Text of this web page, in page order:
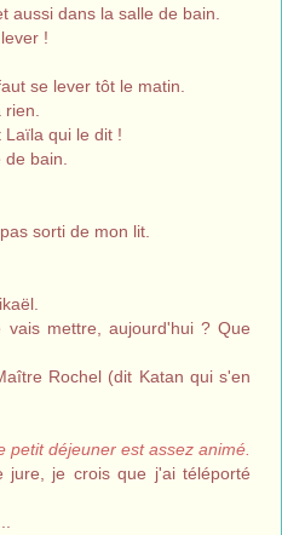
aussi dans la salle de bain.
!
se lever tôt le matin.
Laïla qui le dit !
bain.
sorti de mon lit.
vais mettre, aujourd'hui ? Que
Rochel (dit Katan qui s'en
petit déjeuner est assez animé.
jure, je crois que j'ai téléporté